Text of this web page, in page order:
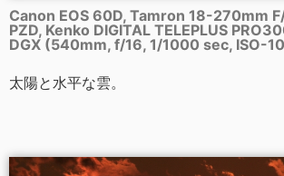
Canon EOS 60D, Tamron 18-270mm
PZD, Kenko DIGITAL TELEPLUS
DGX (540mm, f/16, 1/1000 sec, ISO-
太陽と水平な雲。